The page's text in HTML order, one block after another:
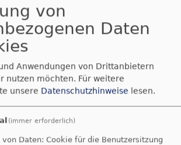
von
Daten
Anwendungen von Drittanbietern
nutzen möchten. Für weitere
unsere Datenschutzhinweise lesen.
(immer erforderlich)
von Daten: Cookie für die Benutzersitzung